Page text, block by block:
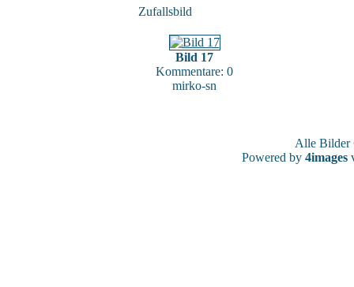
Zufallsbild
Bild 17
Kommentare: 0
mirko-sn
Alle
Powered by 4images